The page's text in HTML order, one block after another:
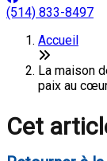
(514) 833-8497
Accueil
La maison
paix au
Cet